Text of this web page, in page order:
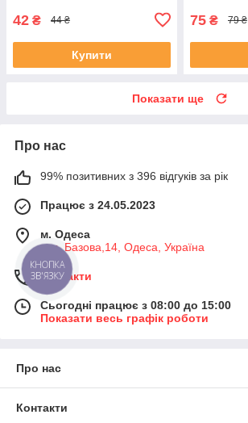
42 ₴ 44 ₴
Купити
75 ₴ 79 ₴
Показати ще
Про нас
99% позитивних з 396 відгуків за рік
Працює з 24.05.2023
м. Одеса
вул. Базова,14, Одеса, Україна
Контакти
Сьогодні працює з 08:00 до 15:00
Показати весь графік роботи
Про нас
Контакти
КНОПКА
ЗВ'ЯЗКУ